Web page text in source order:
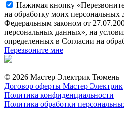
Нажимая кнопку
на обработку моих персональных
Федеральным законом от
персональных данных», на
определенных в Согласии на
Перезвоните мне
© 2026 Мастер Электрик Тюмень
Договор оферты Мастер Электрик
Политика конфиденциальности
Политика обработки